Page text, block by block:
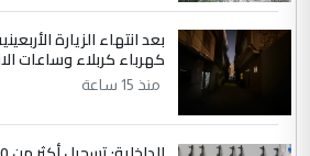
بعد انتهاء الزيارة
كهرباء كربلاء وساعات
منذ 15 ساعة